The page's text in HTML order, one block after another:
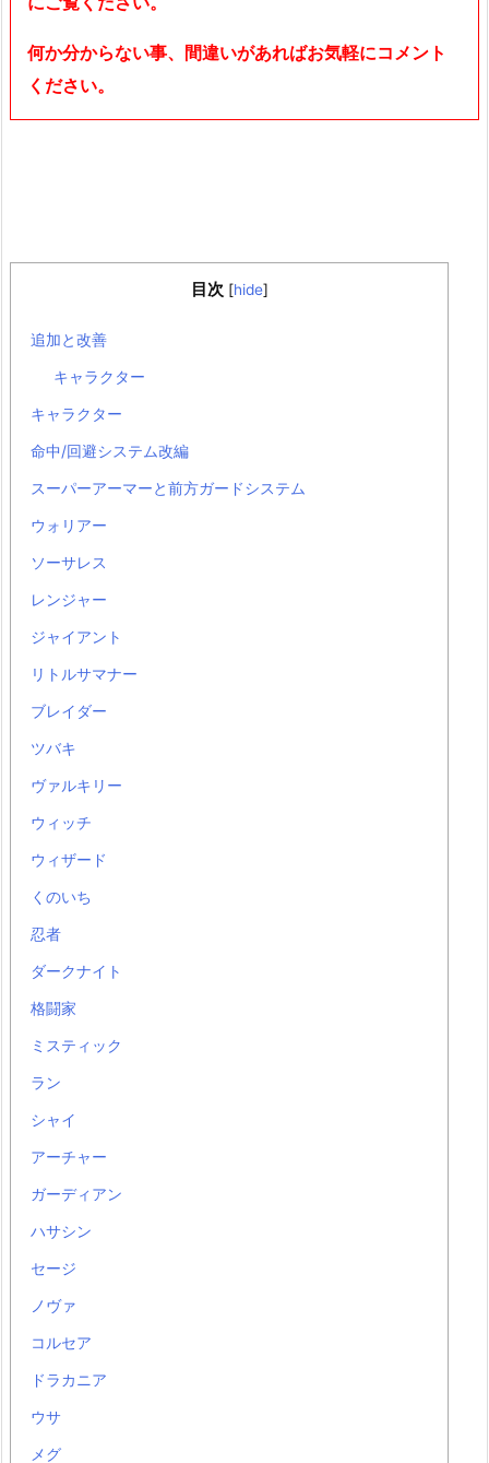
何か分からない事、間違いがあればお気軽にコメント
ください。
目次 [hide]
追加と改善
キャラクター
キャラクター
命中/回避システム改編
スーパーアーマーと前方ガードシステム
ウォリアー
ソーサレス
レンジャー
ジャイアント
リトルサマナー
ブレイダー
ツバキ
ヴァルキリー
ウィッチ
ウィザード
くのいち
忍者
ダークナイト
格闘家
ミスティック
ラン
シャイ
アーチャー
ガーディアン
ハサシン
セージ
ノヴァ
コルセア
ドラカニア
ウサ
メグ